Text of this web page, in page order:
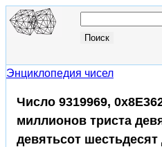
Энциклопедия чисел
Число 9319969,
миллионов триста
девятьсот шестьдесят